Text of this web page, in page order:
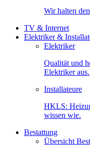
Wir halten
TV & Internet
Elektriker &
Elektriker
Qualität und
Elektriker aus.
Installateure
HKLS:
wissen wie.
Bestattung
Übersicht